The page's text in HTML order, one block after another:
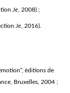
Je, 2008) ;
Je, 2016).
éditions de
Bruxelles, 2004 ;